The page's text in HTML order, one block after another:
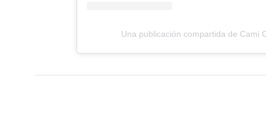
Una publicación compartida de Cami